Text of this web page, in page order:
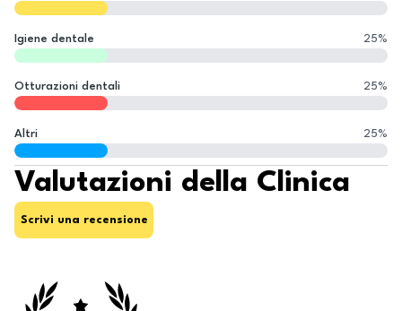
Igiene dentale 25%
Otturazioni dentali 25%
Altri 25%
Valutazioni della Clinica
Scrivi una recensione